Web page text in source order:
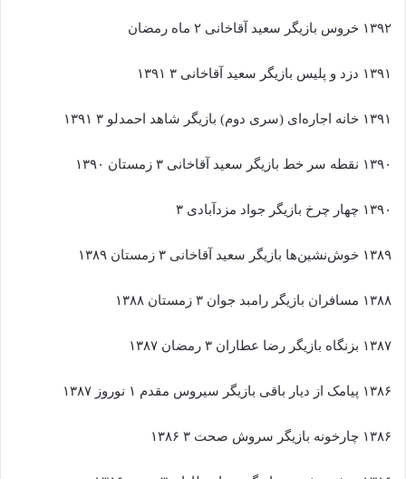
۱۳۹۲ خروس بازیگر سعید آقاخانی ۲ ماه رمضان
۱۳۹۱ دزد و پلیس بازیگر سعید آقاخانی ۳ ۱۳۹۱
۱۳۹۱ خانه اجاره‌ای (سری دوم) بازیگر شاهد احمدلو ۳ ۱۳۹۱
۱۳۹۰ نقطه سر خط بازیگر سعید آقاخانی ۳ زمستان ۱۳۹۰
۱۳۹۰ چهار چرخ بازیگر جواد مزدآبادی ۳
۱۳۸۹ خوش‌نشین‌ها بازیگر سعید آقاخانی ۳ زمستان ۱۳۸۹
۱۳۸۸ مسافران بازیگر رامبد جوان ۳ زمستان ۱۳۸۸
۱۳۸۷ بزنگاه بازیگر رضا عطاران ۳ رمضان ۱۳۸۷
۱۳۸۶ پیامک از دیار باقی بازیگر سیروس مقدم ۱ نوروز ۱۳۸۷
۱۳۸۶ چارخونه بازیگر سروش صحت ۳ ۱۳۸۶